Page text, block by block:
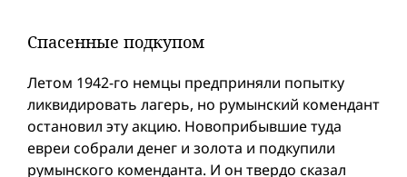
Спасенные подкупом
Летом 1942-го немцы предприняли попытку
ликвидировать лагерь, но румынский комендант
остановил эту акцию. Новоприбывшие туда
евреи собрали денег и золота и подкупили
румынского коменданта. И он твердо сказал